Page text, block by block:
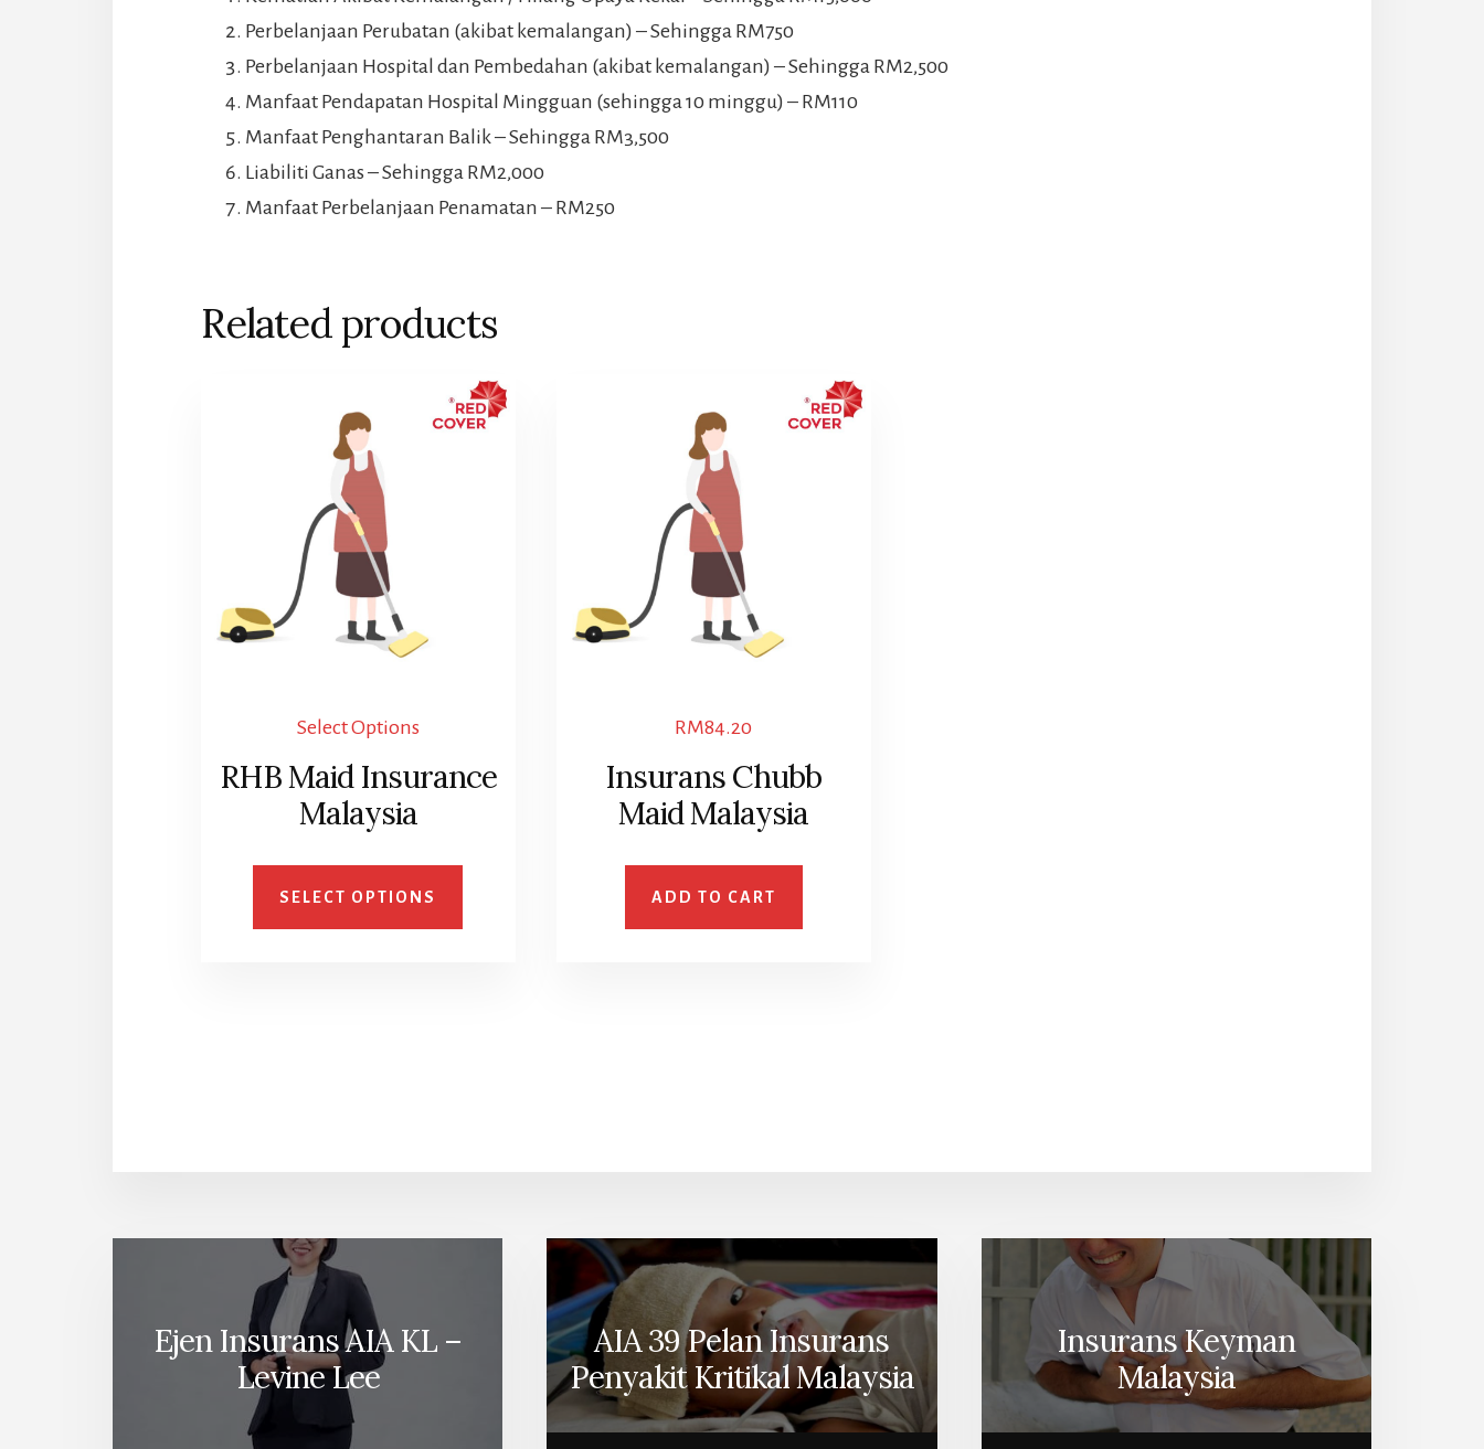
Perbelanjaan Perubatan (akibat kemalangan) – Sehingga RM750
Perbelanjaan Hospital dan Pembedahan (akibat kemalangan) – Sehingga RM2,500
Manfaat Pendapatan Hospital Mingguan (sehingga 10 minggu) – RM110
Manfaat Penghantaran Balik – Sehingga RM3,500
Liabiliti Ganas – Sehingga RM2,000
Manfaat Perbelanjaan Penamatan – RM250
Related products
Select Options
RHB Maid Insurance
Malaysia
SELECT OPTIONS
RM84.20
Insurans Chubb
Maid Malaysia
ADD TO CART
Ejen Insurans AIA KL –
Levine Lee
AIA 39 Pelan Insurans
Penyakit Kritikal Malaysia
Insurans Keyman
Malaysia